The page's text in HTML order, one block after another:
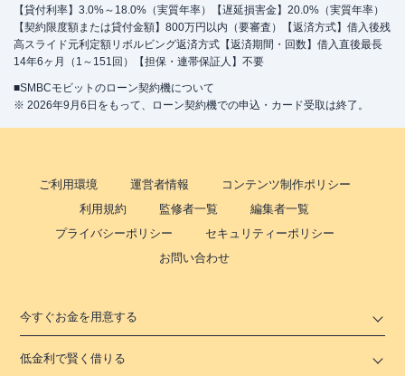
【貸付利率】3.0%～18.0%（実質年率）【遅延損害金】20.0%（実質年率）
【契約限度額または貸付金額】800万円以内（要審査）【返済方式】借入後残
高スライド元利定額リボルビング返済方式【返済期間・回数】借入直後最長
14年6ヶ月（1～151回）【担保・連帯保証人】不要
■SMBCモビットのローン契約機について
※ 2026年9月6日をもって、ローン契約機での申込・カード受取は終了。
ご利用環境 運営者情報
コンテンツ制作ポリシー
利用規約
監修者一覧
編集者一覧
プライバシーポリシー
セキュリティーポリシー
お問い合わせ
今すぐお金を用意する
低金利で賢く借りる